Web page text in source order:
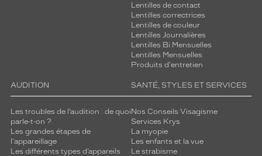
Lentilles de contact
Lentilles correctrices
Lentilles de couleur
Lentilles Journalières
Lentilles Bi Mensuelles
Lentilles Mensuelles
Produits d'entretien
AUDITION
Les troubles de l’audition : de quoi
parle-t-on ?
Les grandes étapes de
l'appareillage
Les différents types d’appareils
SANTÉ, STYLES ET SERVICES
Nos Conseils Visagisme
Services Krys
La myopie
Les enfants et la vue
Le strabisme